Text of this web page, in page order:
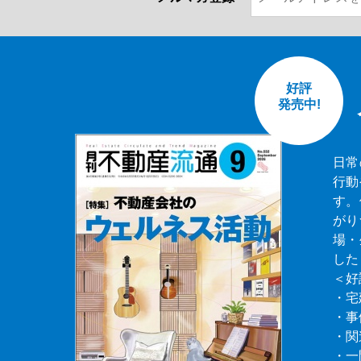
好評
発売中!
日
行
す
が
場
した
＜
・
・
・
・